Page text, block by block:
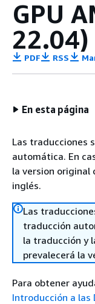
GPU
PDF RSS
En esta página
Las traducciones
automática. En
la version original
inglés.
Las
traducción
la traducción y
prevalecerá la
Para obtener
Introducción a las